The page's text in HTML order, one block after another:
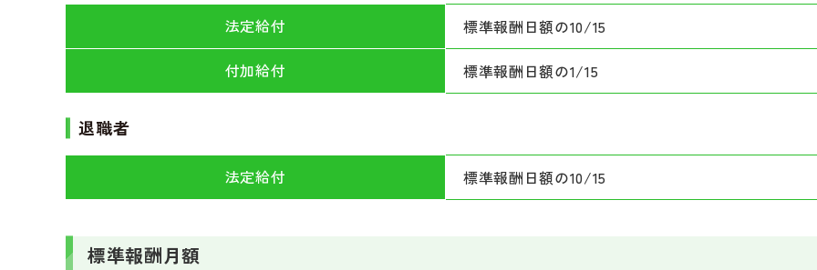
法定給付
標準報酬日額の10/15
付加給付
標準報酬日額の1/15
退職者
法定給付 標準報酬日額の10/15
標準報酬月額